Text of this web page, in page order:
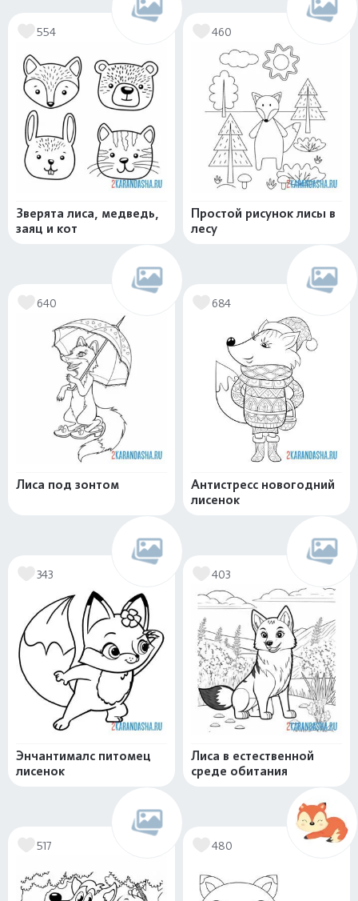
554
Зверята лиса, медведь,
заяц и кот
460
Простой рисунок лисы в
лесу
640
Лиса под зонтом
684
Антистресс новогодний
лисенок
343
Энчантималс питомец
лисенок
403
Лиса в естественной
среде обитания
517 480